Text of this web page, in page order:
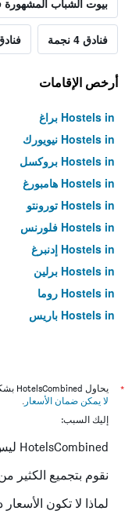
بيوت الشباب المشهورة
فنادق 4 نجمة فنادق 5
أرخص الإقامات
Hostels in براغ
Hostels in نيويورك
Hostels in بروكسل
Hostels in هامبورغ
Hostels in تورونتو
Hostels in فلورنس
Hostels in إدنبرغ
Hostels in برلين
Hostels in روما
Hostels in باريس
*
يحاول HotelsCombined بشكل دائم الحصول على الأسعار الدقيقة، ولكن
لا يمكن ضمان الأسعار .
إليك السبب:
HotelsCombined ليس البائع
نقوم بتجميع الكثير
لماذا لا تكون الأسعار